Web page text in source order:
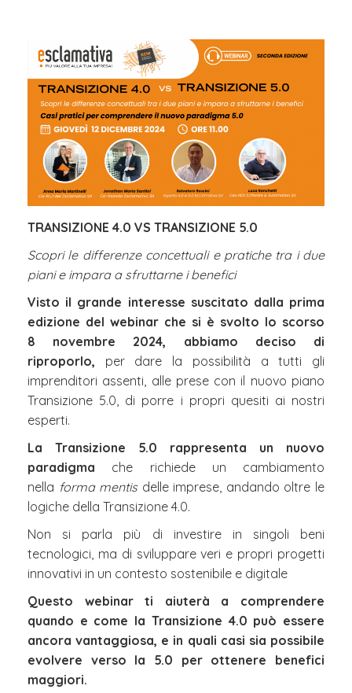
TRANSIZIONE 4.0 VS TRANSIZIONE 5.0
Scopri le differenze concettuali e pratiche tra i due
piani e impara a sfruttarne i benefici
Visto il grande interesse suscitato dalla prima
edizione del webinar che si è svolto lo scorso
8 novembre 2024, abbiamo deciso di
riproporlo, per dare la possibilità a tutti gli
imprenditori assenti, alle prese con il nuovo piano
Transizione 5.0, di porre i propri quesiti ai nostri
esperti.
La Transizione 5.0 rappresenta un nuovo
paradigma che richiede un cambiamento
nella forma mentis delle imprese, andando oltre le
logiche della Transizione 4.0.
Non si parla più di investire in singoli beni
tecnologici, ma di sviluppare veri e propri progetti
innovativi in un contesto sostenibile e digitale
Questo webinar ti aiuterà a comprendere
quando e come la Transizione 4.0 può essere
ancora vantaggiosa, e in quali casi sia possibile
evolvere verso la 5.0 per ottenere benefici
maggiori.